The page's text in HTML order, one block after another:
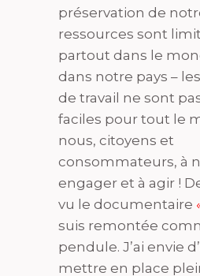
préservation de
ressources sont
partout dans le
dans notre pays –
de travail ne sont
faciles pour tout le
nous, citoyens et
consommateurs, à
engager et à agir !
vu le documentaire
suis remontée
pendule. J’ai envie
mettre en place